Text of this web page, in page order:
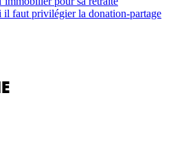
il faut privilégier la donation-partage